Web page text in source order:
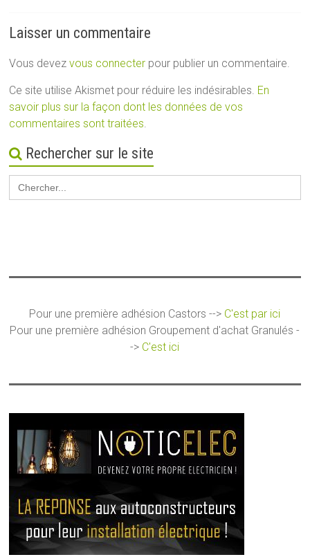
Laisser un commentaire
Vous devezvous connecter pour publier un commentaire.
Ce site utilise Akismet pour réduire les indésirables. En
savoir plus sur la façon dont les données de vos
commentaires sont traitées
Rechercher sur le site
Search
for:
Pour une première adhésion Castors --> C'est par ici
Pour une première adhésion Groupement d'achat Granulés -
-> C'est ici